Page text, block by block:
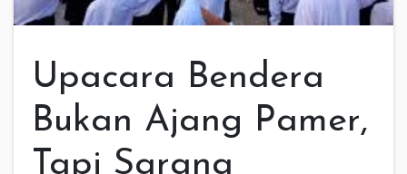
Upacara Bendera
Bukan Ajang Pamer,
Tapi Sarana